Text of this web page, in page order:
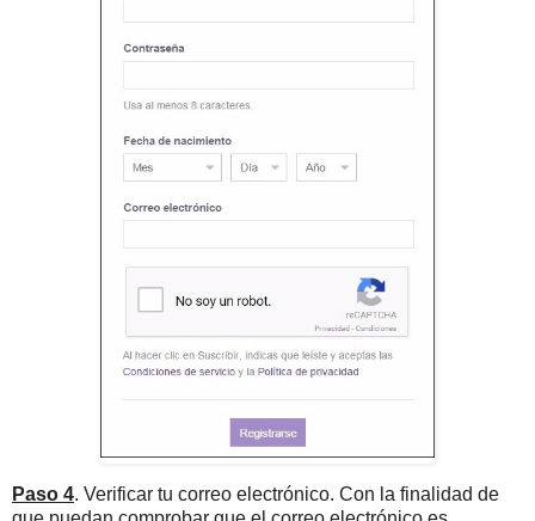
Paso 4. Verificar tu correo electrónico. Con la finalidad de